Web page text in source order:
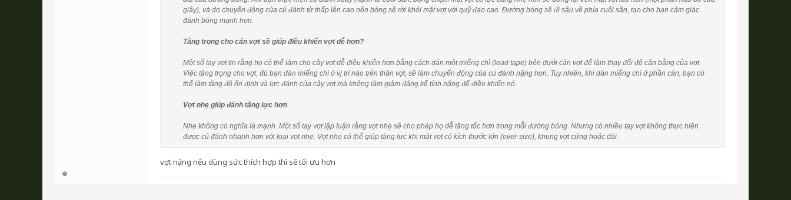
giây), và do chuyển động của cú đánh từ thấp lên cao nên bóng sẽ rời khỏi mặt vợt với quỹ đạo cao. Đường bóng sẽ đi sâu về phía cuối sân, tạo cho bạn cảm giác
đánh bóng mạnh hơn.
Tăng trọng cho cán vợt sẽ giúp điều khiển vợt dễ hơn?
Một số tay vợt tin rằng họ có thể làm cho cây vợt dễ điều khiển hơn bằng cách dán một miếng chì (lead tape) bên dưới cán vợt để làm thay đổi độ cân bằng của vợt.
Việc tăng trọng cho vợt, dù bạn dán miếng chì ở vị trí nào trên thân vợt, sẽ làm chuyển động của cú đánh nặng hơn. Tuy nhiên, khi dán miếng chì ở phần cán, bạn có
thể làm tăng độ ổn định và lực đánh của cây vợt mà không làm giảm đáng kể tính năng để điều khiển nó.
Vợt nhẹ giúp đánh tăng lực hơn
Nhẹ không có nghĩa là mạnh. Một số tay vợt lập luận rằng vợt nhẹ sẽ cho phép họ dễ tăng tốc hơn trong mỗi đường bóng. Nhưng có nhiều tay vợt không thực hiện
được cú đánh nhanh hơn với loại vợt nhẹ. Vợt nhẹ có thể giúp tăng lực khi mặt vợt có kích thước lớn (over-size), khung vợt cứng hoặc dài.
vợt nặng nếu dùng sức thích hợp thì sẽ tối ưu hơn